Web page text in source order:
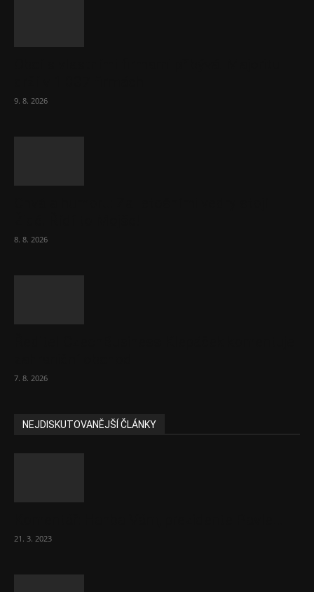
9. 8. 2026
8. 8. 2026
7. 8. 2026
NEJDISKUTOVANĚJŠÍ ČLÁNKY
21. 3. 2023